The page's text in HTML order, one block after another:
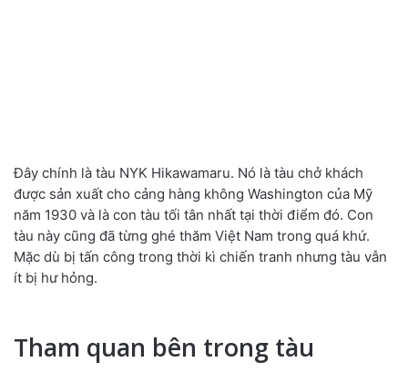
Đây chính là tàu NYK Hikawamaru. Nó là tàu chở khách
được sản xuất cho cảng hàng không Washington của Mỹ
năm 1930 và là con tàu tối tân nhất tại thời điểm đó. Con
tàu này cũng đã từng ghé thăm Việt Nam trong quá khứ.
Mặc dù bị tấn công trong thời kì chiến tranh nhưng tàu vẫn
ít bị hư hỏng.
Tham quan bên trong tàu